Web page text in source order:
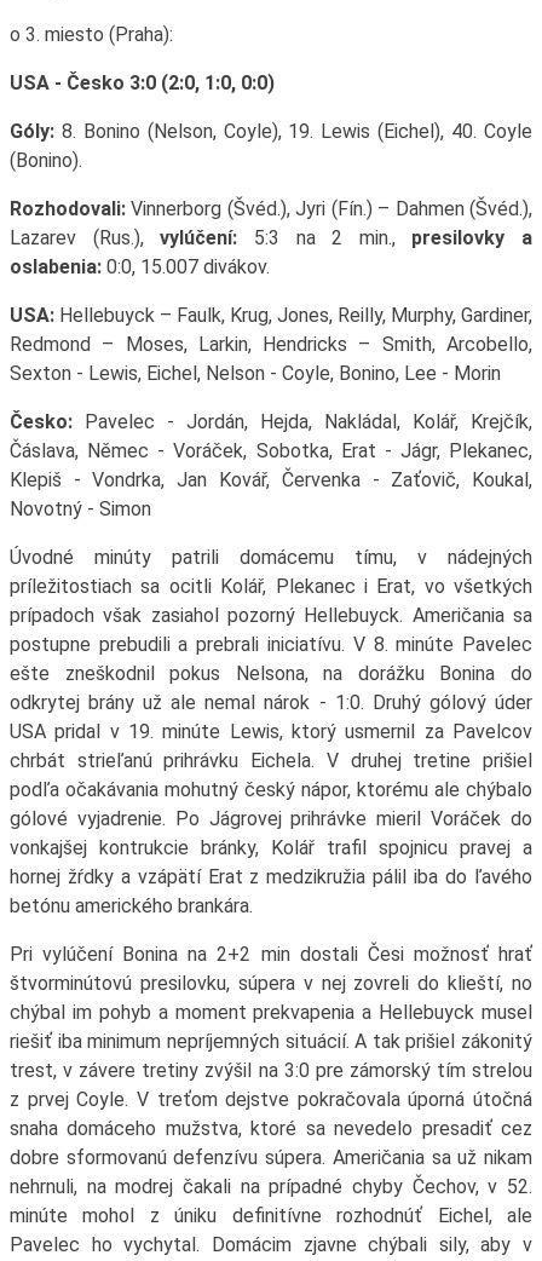
o 3. miesto (Praha):
USA - Česko 3:0 (2:0, 1:0, 0:0)
Góly:8. Bonino (Nelson, Coyle), 19. Lewis (Eichel), 40. Coyle
(Bonino).
Rozhodovali:Vinnerborg (Švéd.), Jyri (Fín.) – Dahmen (Švéd.),
Lazarev (Rus.),vylúčení: 5:3 na 2 min., presilovky a
oslabenia:0:0, 15.007 divákov.
USA:Hellebuyck – Faulk, Krug, Jones, Reilly, Murphy, Gardiner,
Redmond – Moses, Larkin, Hendricks – Smith, Arcobello,
Sexton - Lewis, Eichel, Nelson - Coyle, Bonino, Lee - Morin
Česko:Pavelec - Jordán, Hejda, Nakládal, Kolář, Krejčík,
Čáslava, Němec - Voráček, Sobotka, Erat - Jágr, Plekanec,
Klepiš - Vondrka, Jan Kovář, Červenka - Zaťovič, Koukal,
Novotný - Simon
Úvodné minúty patrili domácemu tímu, v nádejných
príležitostiach sa ocitli Kolář, Plekanec i Erat, vo všetkých
prípadoch však zasiahol pozorný Hellebuyck. Američania sa
postupne prebudili a prebrali iniciatívu. V 8. minúte Pavelec
ešte zneškodnil pokus Nelsona, na dorážku Bonina do
odkrytej brány už ale nemal nárok - 1:0. Druhý gólový úder
USA pridal v 19. minúte Lewis, ktorý usmernil za Pavelcov
chrbát strieľanú prihrávku Eichela. V druhej tretine prišiel
podľa očakávania mohutný český nápor, ktorému ale chýbalo
gólové vyjadrenie. Po Jágrovej prihrávke mieril Voráček do
vonkajšej kontrukcie bránky, Kolář trafil spojnicu pravej a
hornej žŕdky a vzápätí Erat z medzikružia pálil iba do ľavého
betónu amerického brankára.
Pri vylúčení Bonina na 2+2 min dostali Česi možnosť hrať
štvorminútovú presilovku, súpera v nej zovreli do klieští, no
chýbal im pohyb a moment prekvapenia a Hellebuyck musel
riešiť iba minimum nepríjemných situácií. A tak prišiel zákonitý
trest, v závere tretiny zvýšil na 3:0 pre zámorský tím strelou
z prvej Coyle. V treťom dejstve pokračovala úporná útočná
snaha domáceho mužstva, ktoré sa nevedelo presadiť cez
dobre sformovanú defenzívu súpera. Američania sa už nikam
nehrnuli, na modrej čakali na prípadné chyby Čechov, v 52.
minúte mohol z úniku definitívne rozhodnúť Eichel, ale
Pavelec ho vychytal. Domácim zjavne chýbali sily, aby v